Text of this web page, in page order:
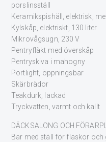
porslinsställ
Keramikspishäll, elektrisk,
Kylskåp, elektriskt, 130 liter
Mikrovågsugn, 230 V
Pentryfläkt med överskåp
Pentryskiva i mahogny
Portlight, öppningsbar
Skärbrädor
Teakdurk, lackad
Tryckvatten, varmt och kallt
DÄCKSALONG OCH
Bar med ställ för flaskor och